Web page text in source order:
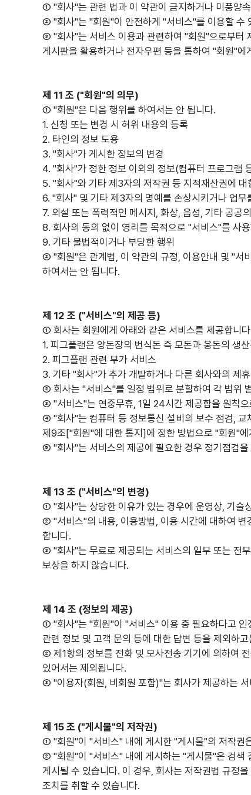
① "회사"는 관련 법과 이 약관이 금지하거나 미풍양
② "회사"는 "회원"이 안전하게 "서비스"를 이용할 수
③ "회사"는 서비스 이용과 관련하여 "회원"으로부터
게시판을 활용하거나 전자우편 등을 통하여 "회원"에
제 11 조 ("회원"의 의무)
① "회원"은 다음 행위를 하여서는 안 됩니다.
1. 신청 또는 변경 시 허위 내용의 등록
2. 타인의 정보 도용
3. "회사"가 게시한 정보의 변경
4. "회사"가 정한 정보 이외의 정보(컴퓨터 프로그램
5. "회사"와 기타 제3자의 저작권 등 지적재산권에 대
6. "회사" 및 기타 제3자의 명예를 손상시키거나 업무
7. 외설 또는 폭력적인 메시지, 화상, 음성, 기타 공공
8. 회사의 동의 없이 영리를 목적으로 "서비스"를 사용
9. 기타 불법적이거나 부당한 행위
② "회원"은 관계법, 이 약관의 규정, 이용안내 및 "서
하여서는 안 됩니다.
제 12 조 ("서비스"의 제공 등)
① 회사는 회원에게 아래와 같은 서비스를 제공합니
1. 피그플랜은 양돈장의 번식돈 즉 모돈과 웅돈의 생
2. 피그플랜 관련 부가 서비스
3. 기타 "회사"가 추가 개발하거나 다른 회사와의 제
② 회사는 "서비스"를 일정 범위로 분할하여 각 범위
③ "서비스"는 연중무휴, 1일 24시간 제공함을 원칙으
④ "회사"는 컴퓨터 등 정보통신 설비의 보수 점검, 교
제9조["회원"에 대한 통지]에 정한 방법으로 "회원"
⑤ "회사"는 서비스의 제공에 필요한 경우 정기점검
제 13 조 ("서비스"의 변경)
① "회사"는 상당한 이유가 있는 경우에 운영상, 기술
② "서비스"의 내용, 이용방법, 이용 시간에 대하여 변
합니다.
③ "회사"는 무료로 제공되는 서비스의 일부 또는 전
보상을 하지 않습니다.
제 14 조 (정보의 제공)
① "회사"는 "회원"이 "서비스" 이용 중 필요하다고 인
관련 정보 및 고객 문의 등에 대한 답변 등을 제외하
② 제1항의 정보를 전화 및 모사전송 기기에 의하여
있어서는 제외됩니다.
③ "이용자(회원, 비회원 포함)"는 회사가 제공하는
제 15 조 ("게시물"의 저작권)
① "회원"이 "서비스" 내에 게시한 "게시물"의 저작권
② "회원"이 "서비스" 내에 게시하는 "게시물"은 검색
게시될 수 있습니다. 이 경우, 회사는 저작권법 규정
조치를 취할 수 있습니다.